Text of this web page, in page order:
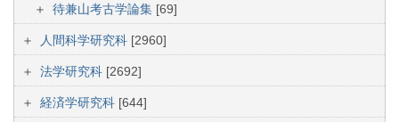
待兼山考古学論集 [69]
人間科学研究科 [2960]
法学研究科 [2692]
経済学研究科 [644]